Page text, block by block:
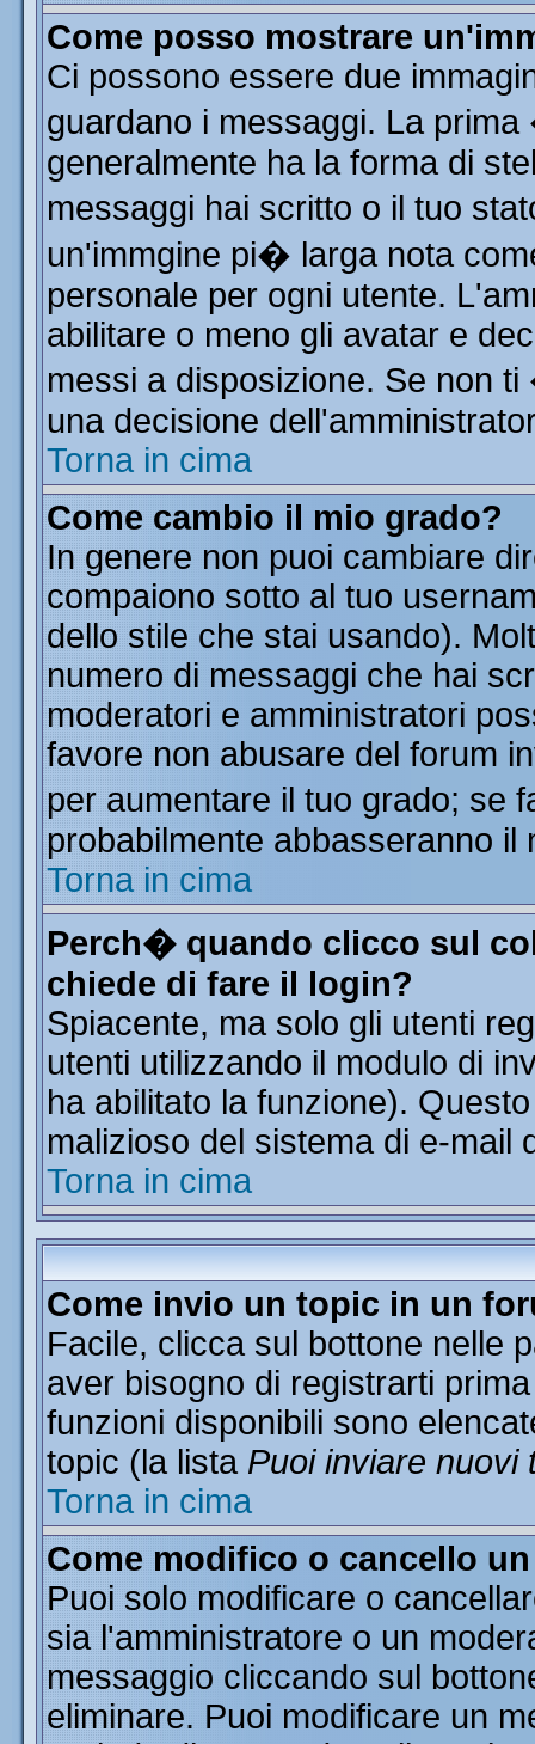
Come posso mostrare
Ci possono essere due
guardano i messaggi. La
generalmente ha la forma di
messaggi hai scritto o il tuo
un'immgine pi� larga nota
personale per ogni utente.
abilitare o meno gli avatar e
messi a disposizione. Se non
una decisione
Torna in cima
Come cambio il mio grado?
In genere non puoi cambiare
compaiono sotto al tuo
dello stile che stai usando).
numero di messaggi che hai
moderatori e amministratori
favore non abusare del forum
per aumentare il tuo grado; se
probabilmente abbasseranno il
Torna in cima
Perch� quando clicco sul
chiede di fare il login?
Spiacente, ma solo gli utenti
utenti utilizzando il modulo di
ha abilitato la funzione).
malizioso del sistema di e-mail
Torna in cima
Come invio un topic in un
Facile, clicca sul bottone nelle
aver bisogno di registrarti
funzioni disponibili sono
topic (la lista Puoi inviare nuovi
Torna in cima
Come modifico o cancello
Puoi solo modificare o
sia l'amministratore o un
messaggio cliccando sul
eliminare. Puoi modificare un